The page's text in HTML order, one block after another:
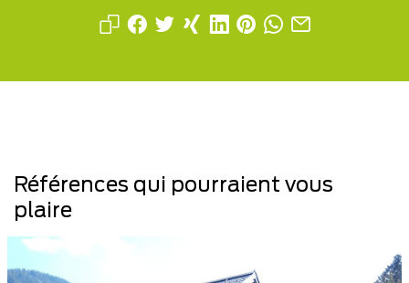
Références qui pourraient vous
plaire